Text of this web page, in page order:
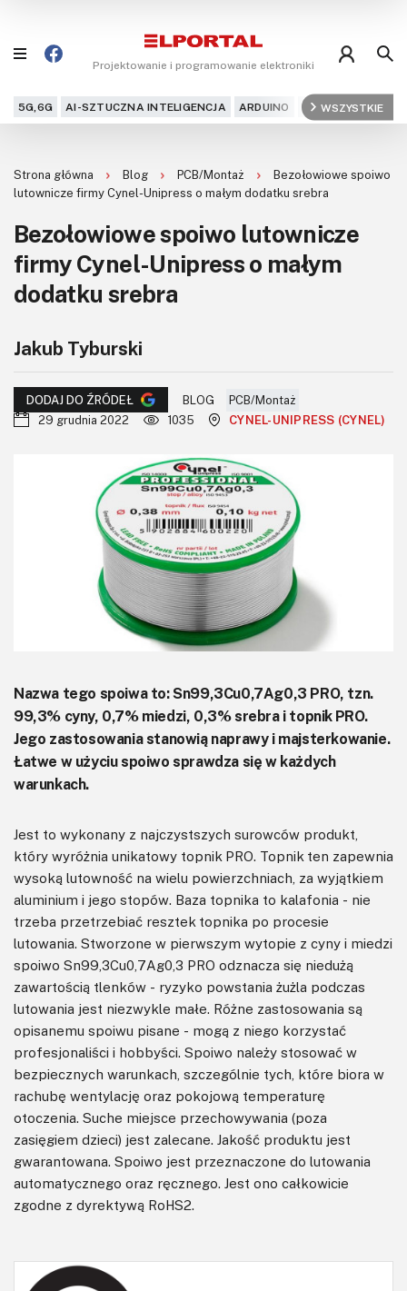
Projektowanie i programowanie elektroniki
5G,6G AI-SZTUCZNA INTELIGENCJA ARDUINO ARM AUDIO
WSZYSTKIE
Projekty
Kursy
DIY+
KITy AVT
Newsletter
Magazyny
Archiwum
Do pobrania
Strona główna Blog PCB/Montaż
Bezołowiowe spoiwo
lutownicze firmy Cynel-Unipress o małym dodatku srebra
Bezołowiowe spoiwo lutownicze
firmy Cynel-Unipress o małym
dodatku srebra
Jakub Tyburski
DODAJ DO ŹRÓDEŁ BLOG
PCB/Montaż
29 grudnia 2022
1035 CYNEL-UNIPRESS (CYNEL)
Nazwa tego spoiwa to: Sn99,3Cu0,7Ag0,3 PRO, tzn.
99,3% cyny, 0,7% miedzi, 0,3% srebra i topnik PRO.
Jego zastosowania stanowią naprawy i majsterkowanie.
Łatwe w użyciu spoiwo sprawdza się w każdych
warunkach.
Jest to wykonany z najczystszych surowców produkt,
który wyróżnia unikatowy topnik PRO. Topnik ten zapewnia
wysoką lutowność na wielu powierzchniach, za wyjątkiem
aluminium i jego stopów. Baza topnika to kalafonia - nie
trzeba przetrzebiać resztek topnika po procesie
lutowania. Stworzone w pierwszym wytopie z cyny i miedzi
spoiwo Sn99,3Cu0,7Ag0,3 PRO odznacza się niedużą
zawartością tlenków - ryzyko powstania żużla podczas
lutowania jest niezwykle małe. Różne zastosowania są
opisanemu spoiwu pisane - mogą z niego korzystać
profesjonaliści i hobbyści. Spoiwo należy stosować w
bezpiecznych warunkach, szczególnie tych, które biora w
rachubę wentylację oraz pokojową temperaturę
otoczenia. Suche miejsce przechowywania (poza
zasięgiem dzieci) jest zalecane. Jakość produktu jest
gwarantowana. Spoiwo jest przeznaczone do lutowania
automatycznego oraz ręcznego. Jest ono całkowicie
zgodne z dyrektywą RoHS2.